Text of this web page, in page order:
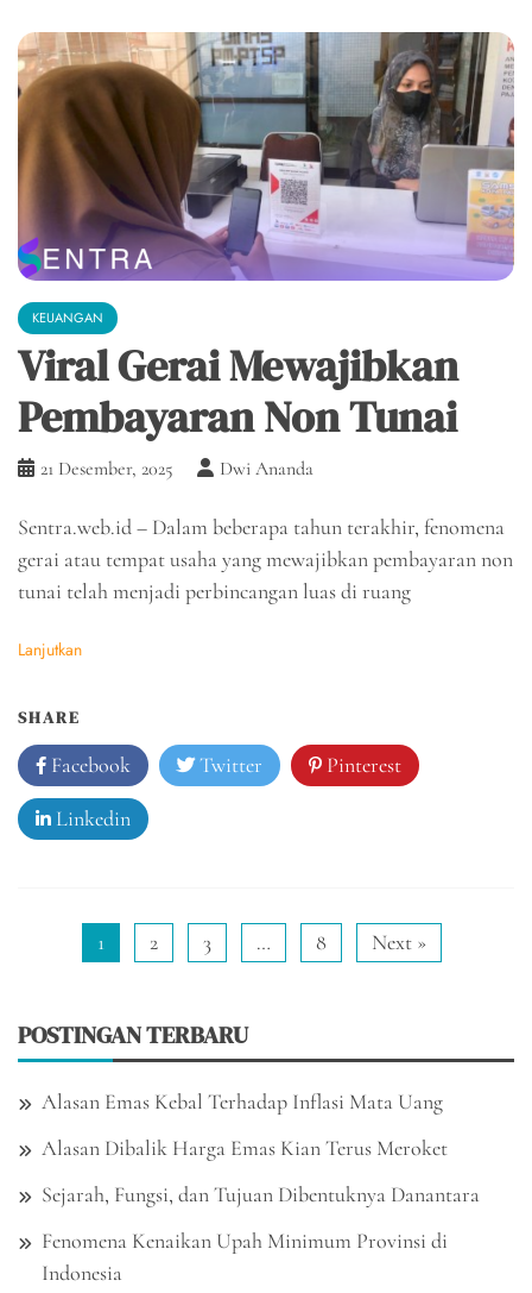
KEUANGAN
Viral Gerai Mewajibkan
Pembayaran Non Tunai
21 Desember, 2025 Dwi Ananda
Sentra.web.id – Dalam beberapa tahun terakhir, fenomena
gerai atau tempat usaha yang mewajibkan pembayaran non
tunai telah menjadi perbincangan luas di ruang
Lanjutkan
SHARE
Facebook Twitter Pinterest
Linkedin
1 2 3 … 8 Next »
POSTINGAN TERBARU
Alasan Emas Kebal Terhadap Inflasi Mata Uang
Alasan Dibalik Harga Emas Kian Terus Meroket
Sejarah, Fungsi, dan Tujuan Dibentuknya Danantara
Fenomena Kenaikan Upah Minimum Provinsi di
Indonesia